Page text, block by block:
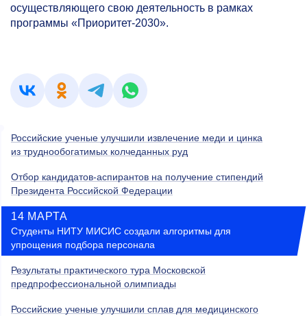
осуществляющего свою деятельность в рамках
программы «Приоритет-2030».
Российские ученые улучшили извлечение меди и цинка
из труднообогатимых колчеданных руд
Отбор кандидатов-аспирантов на получение стипендий
Президента Российской Федерации
14 МАРТА
Студенты НИТУ МИСИС создали алгоритмы для
упрощения подбора персонала
Результаты практического тура Московской
предпрофессиональной олимпиады
Российские ученые улучшили сплав для медицинского